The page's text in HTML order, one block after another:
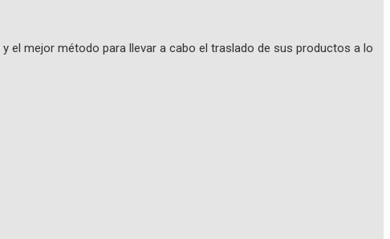
el mejor método para llevar a cabo el traslado de sus productos a lo